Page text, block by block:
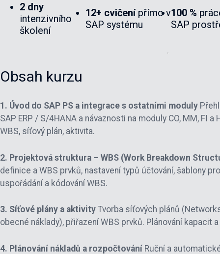
2 dny
intenzivního
školení
12+ cvičenípřímo v
SAP systému
100 %
SAP
Obsah kurzu
1. Úvod do SAP PS a integrace s ostatními moduly
SAP ERP / S/4HANA a návaznosti na moduly CO, MM, FI
WBS, síťový plán, aktivita.
2. Projektová struktura – WBS (Work Breakdown
definice a WBS prvků, nastavení typů účtování, šablony
uspořádání a kódování WBS.
3. Síťové plány a aktivity Tvorba síťových plánů
obecné náklady), přiřazení WBS prvků. Plánování kapacit
4. Plánování nákladů a rozpočtování Ruční a